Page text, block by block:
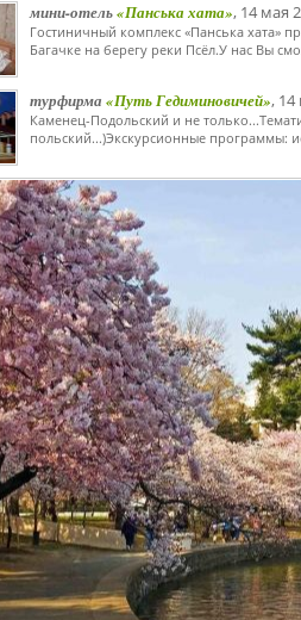
мини-отель«Панська хата», 14 мая
Гостиничный комплекс «Панська хата»
Багачке на берегу реки Псёл.У нас Вы
турфирма «Путь Гедиминовичей», 14
Каменец-Подольский и не
польский...)Экскурсионные программы: